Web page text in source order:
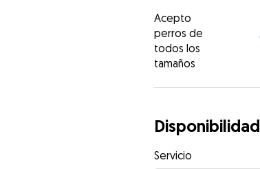
Acepto
perros de
todos los
tamaños
Disponibilidad
Servicio